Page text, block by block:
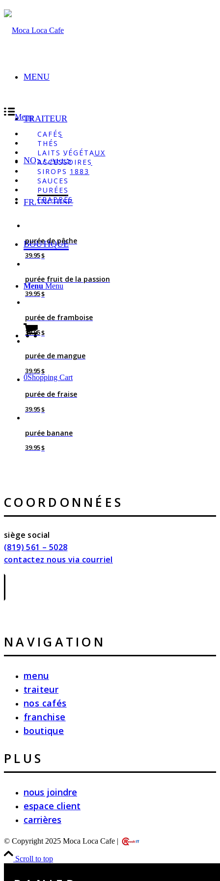
MENU
TRAITEUR
NOS CAFÉS
FRANCHISE
BOUTIQUE
Menu Menu
0Shopping Cart
Menu
CAFÉS
THÉS
LAITS VÉGÉTAUX
ACCESSOIRES
SIROPS 1883
SAUCES
PURÉES
FRAPPÉS
purée de pêche
39.95$
purée fruit de la passion
39.95$
purée de framboise
39.95$
purée de mangue
39.95$
purée de fraise
39.95$
purée banane
39.95$
COORDONNÉES
siège social
(819) 561 – 5028
contactez nous via courriel
NAVIGATION
menu
traiteur
nos cafés
franchise
boutique
PLUS
nous joindre
espace client
carrières
© Copyright 2025 Moca Loca Cafe |
Scroll to top